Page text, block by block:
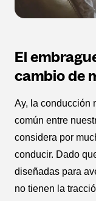
El
cambio de
Ay, la conducción
común entre
considera por
conducir. Dado
diseñadas para
no tienen la